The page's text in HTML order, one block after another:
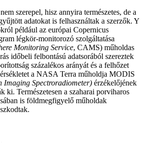
szerepel, hisz annyira természetes, de a
adatokat is felhasználtak a szerzők. Y
például az európai Copernicus
légkör-monitorozó szolgáltatása
Monitoring Service, CAMS) műholdas
időbeli felbontású adatsorából szereztek
százalékos arányát és a felhőzet
a NASA Terra műholdja MODIS
Imaging Spectroradiometer) érzékelőjének
ki. Természetesen a szaharai porviharos
is földmegfigyelő műholdak